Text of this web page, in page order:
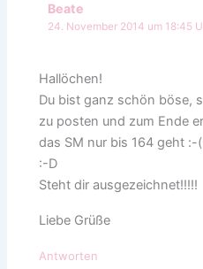
Beate
24. November 2014 um 18:45
Hallöchen!
Du bist ganz schön böse,
zu posten und zum Ende
das SM nur bis 164 geht :-(
:-D
Steht dir ausgezeichnet!!!!!
Liebe Grüße
Antworten